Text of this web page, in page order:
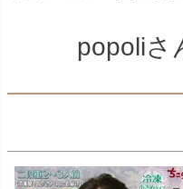
popoliさ